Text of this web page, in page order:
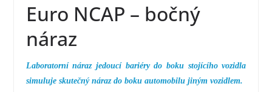
Euro NCAP – bočný
náraz
Laboratorní náraz jedoucí bariéry do boku stojícího vozidla
simuluje skutečný náraz do boku automobilu jiným vozidlem.